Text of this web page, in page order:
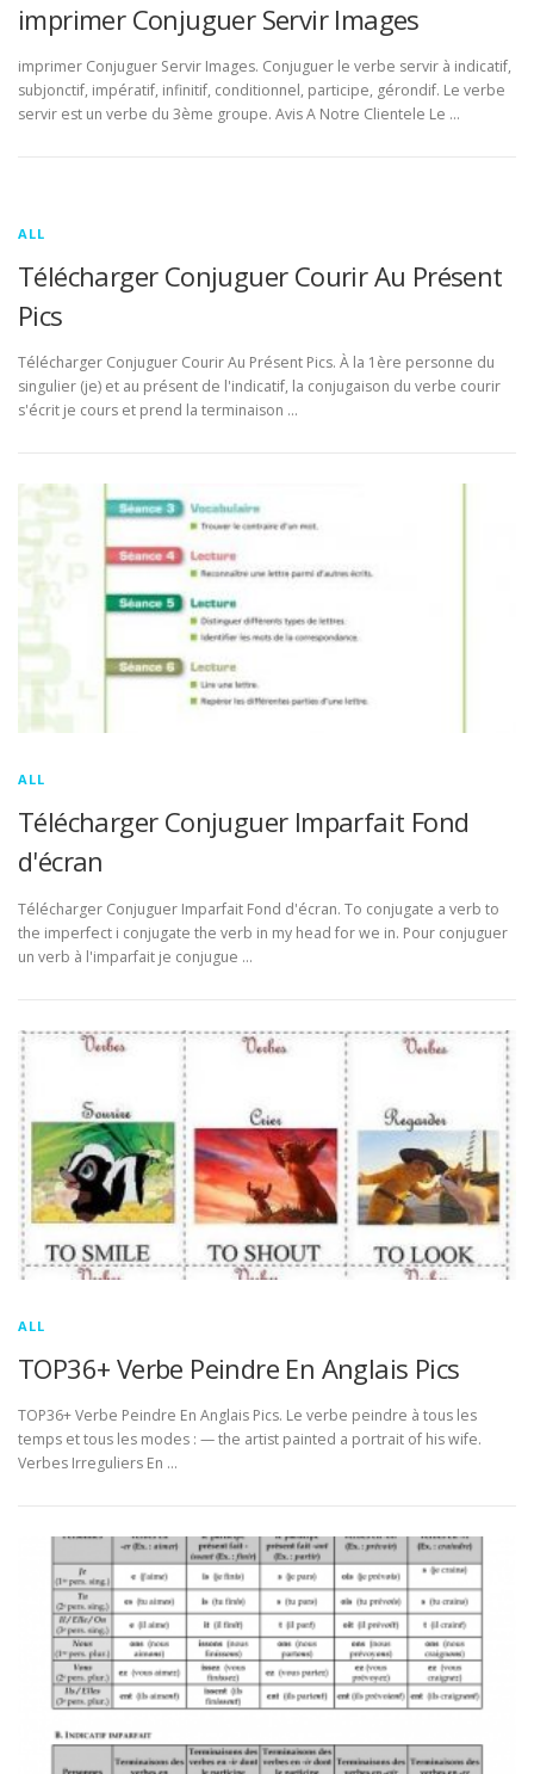
imprimer Conjuguer Servir Images
imprimer Conjuguer Servir Images. Conjuguer le verbe servir à indicatif,
subjonctif, impératif, infinitif, conditionnel, participe, gérondif. Le verbe
servir est un verbe du 3ème groupe. Avis A Notre Clientele Le …
ALL
Télécharger Conjuguer Courir Au Présent
Pics
Télécharger Conjuguer Courir Au Présent Pics. À la 1ère personne du
singulier (je) et au présent de l'indicatif, la conjugaison du verbe courir
s'écrit je cours et prend la terminaison …
ALL
Télécharger Conjuguer Imparfait Fond
d'écran
Télécharger Conjuguer Imparfait Fond d'écran. To conjugate a verb to
the imperfect i conjugate the verb in my head for we in. Pour conjuguer
un verb à l'imparfait je conjugue …
ALL
TOP36+ Verbe Peindre En Anglais Pics
TOP36+ Verbe Peindre En Anglais Pics. Le verbe peindre à tous les
temps et tous les modes : — the artist painted a portrait of his wife.
Verbes Irreguliers En …